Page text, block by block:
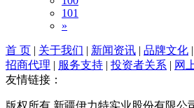
101
»
首 页 | 关于我们 | 新闻资讯 | 品牌文化 |
招商代理 | 服务支持 | 投资者关系 | 网
友情链接：
版权所有 新疆伊力特实业股份有限公